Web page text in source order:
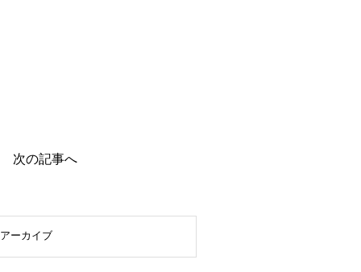
次の記事へ
ーカイブ